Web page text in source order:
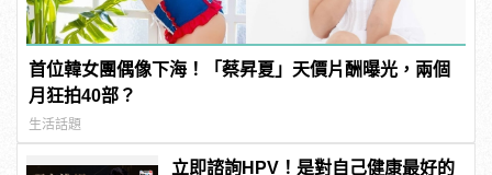
首位韓女團偶像下海！「蔡昇夏」天價片酬曝光，兩個
月狂拍40部？
生活話題
立即諮詢HPV！是對自己健康最好的